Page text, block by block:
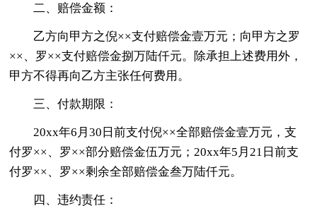
二、赔偿金额：
乙方向甲方之倪××支付赔偿金壹万元；向甲方之罗
××、罗××支付赔偿金捌万陆仟元。除承担上述费用外，
甲方不得再向乙方主张任何费用。
三、付款期限：
20xx年6月30日前支付倪××全部赔偿金壹万元，支
付罗××、罗××部分赔偿金伍万元；20xx年5月21日前支
付罗××、罗××剩余全部赔偿金叁万陆仟元。
四、违约责任：